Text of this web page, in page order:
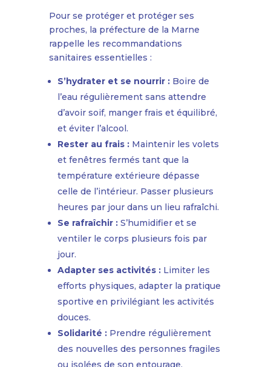
Pour se protéger et protéger ses
proches, la préfecture de la Marne
rappelle les recommandations
sanitaires essentielles :
S’hydrater et se nourrir :Boire de
l’eau régulièrement sans attendre
d’avoir soif, manger frais et équilibré,
et éviter l’alcool.
Rester au frais :Maintenir les volets
et fenêtres fermés tant que la
température extérieure dépasse
celle de l’intérieur. Passer plusieurs
heures par jour dans un lieu rafraîchi.
Se rafraîchir :S’humidifier et se
ventiler le corps plusieurs fois par
jour.
Adapter ses activités :Limiter les
efforts physiques, adapter la pratique
sportive en privilégiant les activités
douces.
Solidarité :Prendre régulièrement
des nouvelles des personnes fragiles